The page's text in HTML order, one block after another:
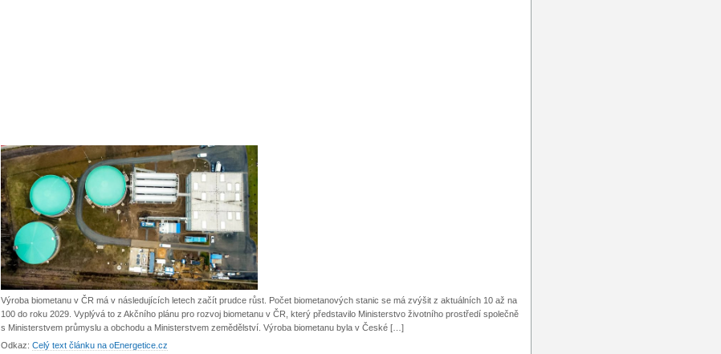
Výroba biometanu v ČR má v následujících letech začít prudce růst. Počet biometanových stanic se má zvýšit z aktuálních 10 až na
100 do roku 2029. Vyplývá to z Akčního plánu pro rozvoj biometanu v ČR, který představilo Ministerstvo životního prostředí společně
s Ministerstvem průmyslu a obchodu a Ministerstvem zemědělství. Výroba biometanu byla v České […]
Odkaz: Celý text článku na oEnergetice.cz